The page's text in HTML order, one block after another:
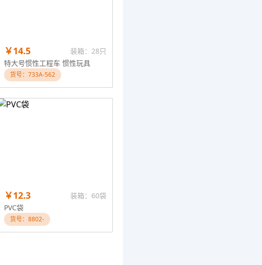
￥14.5
装箱：28只
特大号惯性工程车 惯性玩具
货号：733A-562
￥12.3
装箱：60袋
PVC袋
货号：8802-